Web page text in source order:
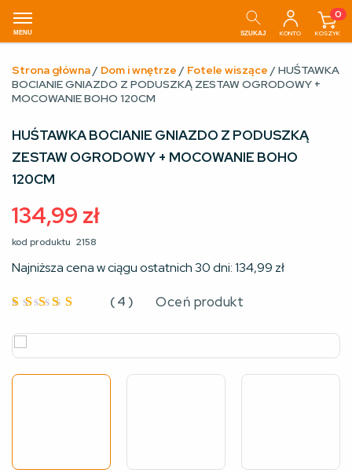
MENU SZUKAJ KONTO
0
KOSZYK
Strona główna/ Dom i wnętrze / Fotele wiszące / HUŚTAWKA
BOCIANIE GNIAZDO Z PODUSZKĄ ZESTAW OGRODOWY +
MOCOWANIE BOHO 120CM
HUŚTAWKA BOCIANIE GNIAZDO Z PODUSZKĄ
ZESTAW OGRODOWY + MOCOWANIE BOHO
120CM
134,99 zł
kod produktu 2158
Najniższa cena w ciągu ostatnich 30 dni:134,99 zł
5na 5
(4 ) Oceń produkt